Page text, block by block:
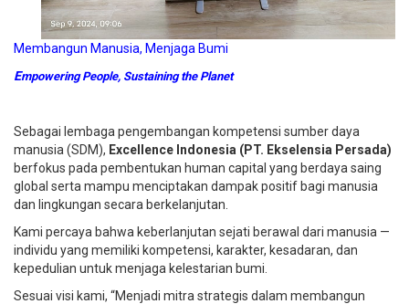
Membangun Manusia, Menjaga Bumi
Empowering People, Sustaining the Planet
Sebagai lembaga pengembangan kompetensi sumber daya
manusia (SDM), Excellence Indonesia (PT. Ekselensia Persada)
berfokus pada pembentukan human capital yang berdaya saing
global serta mampu menciptakan dampak positif bagi manusia
dan lingkungan secara berkelanjutan.
Kami percaya bahwa keberlanjutan sejati berawal dari manusia —
individu yang memiliki kompetensi, karakter, kesadaran, dan
kepedulian untuk menjaga kelestarian bumi.
Sesuai visi kami, “Menjadi mitra strategis dalam membangun